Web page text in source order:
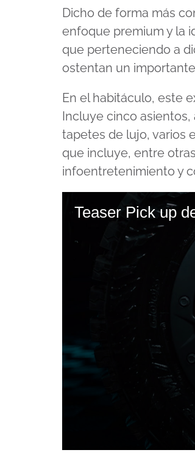
Dicho de forma más
enfoque premium y la
que perteneciendo a
ostentan un
En el habitáculo, este
Incluye cinco
tapetes de lujo, varios
que incluye, entre
infoentretenimiento y
Teaser Pick up